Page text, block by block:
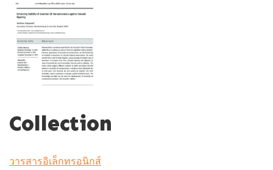
Collection
วารสารอิเล็กทรอนิกส์